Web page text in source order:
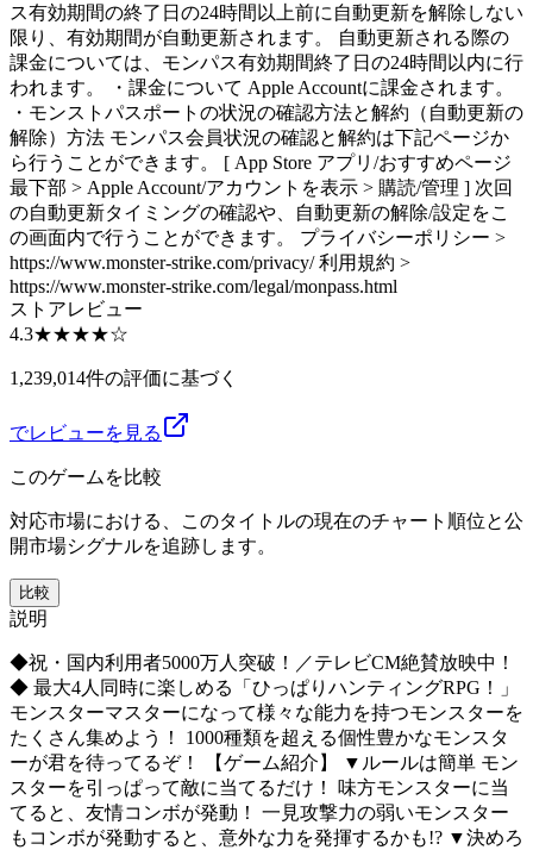
ス有効期間の終了日の24時間以上前に自動更新を解除しない
限り、有効期間が自動更新されます。 自動更新される際の
課金については、モンパス有効期間終了日の24時間以内に行
われます。 ・課金について Apple Accountに課金されます。
・モンストパスポートの状況の確認方法と解約（自動更新の
解除）方法 モンパス会員状況の確認と解約は下記ページか
ら行うことができます。 [ App Store アプリ/おすすめページ
最下部 > Apple Account/アカウントを表示 > 購読/管理 ] 次回
の自動更新タイミングの確認や、自動更新の解除/設定をこ
の画面内で行うことができます。 プライバシーポリシー >
https://www.monster-strike.com/privacy/ 利用規約 >
https://www.monster-strike.com/legal/monpass.html
ストアレビュー
4.3★★★★☆
1,239,014件の評価に基づく
でレビューを見る
このゲームを比較
対応市場における、このタイトルの現在のチャート順位と公
開市場シグナルを追跡します。
比較
説明
◆祝・国内利用者5000万人突破！／テレビCM絶賛放映中！
◆ 最大4人同時に楽しめる「ひっぱりハンティングRPG！」
モンスターマスターになって様々な能力を持つモンスターを
たくさん集めよう！ 1000種類を超える個性豊かなモンスタ
ーが君を待ってるぞ！ 【ゲーム紹介】 ▼ルールは簡単 モン
スターを引っぱって敵に当てるだけ！ 味方モンスターに当
てると、友情コンボが発動！ 一見攻撃力の弱いモンスター
もコンボが発動すると、意外な力を発揮するかも!? ▼決めろ